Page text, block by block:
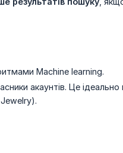
Machine learning.
акаунтів. Це
Jewelry).